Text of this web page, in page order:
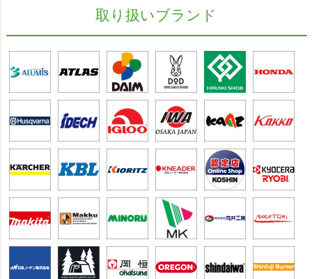
取り扱いブランド